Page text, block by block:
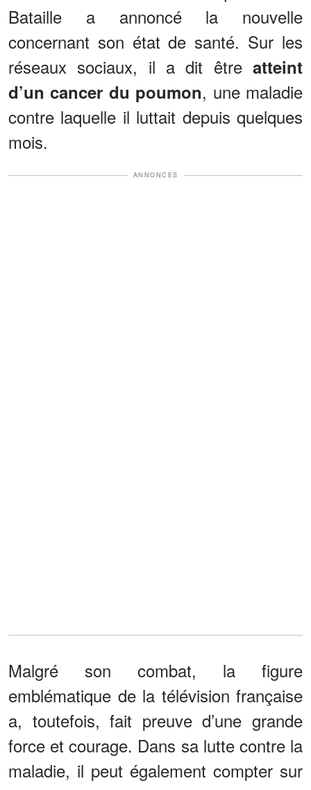
Bataille a annoncé la nouvelle
concernant son état de santé. Sur les
réseaux sociaux, il a dit être atteint
d’un cancer du poumon, une maladie
contre laquelle il luttait depuis quelques
mois.
ANNONCES
Malgré son combat, la figure
emblématique de la télévision française
a, toutefois, fait preuve d’une grande
force et courage. Dans sa lutte contre la
maladie, il peut également compter sur